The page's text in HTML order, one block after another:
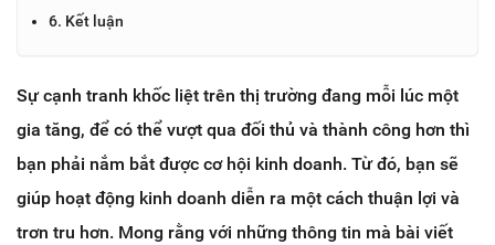
6. Kết luận
Sự cạnh tranh khốc liệt trên thị trường đang mỗi lúc một
gia tăng, để có thể vượt qua đối thủ và thành công hơn thì
bạn phải nắm bắt được cơ hội kinh doanh. Từ đó, bạn sẽ
giúp hoạt động kinh doanh diễn ra một cách thuận lợi và
trơn tru hơn. Mong rằng với những thông tin mà bài viết